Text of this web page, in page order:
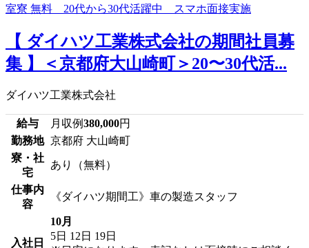
【 ダイハツ工業株式会社の期間社員募
集 】＜京都府大山崎町＞20〜30代活...
ダイハツ工業株式会社
給与 月収例380,000円
勤務地 京都府 大山崎町
寮・社
宅
あり（無料）
仕事内
容
《ダイハツ期間工》車の製造スタッフ
入社日
10月
5日 12日 19日